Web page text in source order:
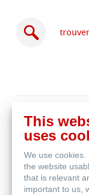
ligne
produits
This
uses
We use
the website
that is relevant
important to us,